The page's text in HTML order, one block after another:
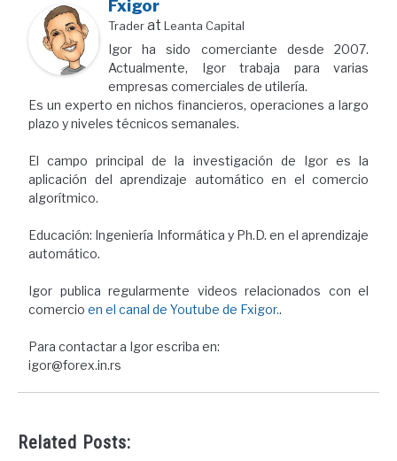
Fxigor
Traderat Leanta Capital
Igor ha sido comerciante desde 2007.
Actualmente, Igor trabaja para varias
empresas comerciales de utilería.
Es un experto en nichos financieros, operaciones a largo
plazo y niveles técnicos semanales.
El campo principal de la investigación de Igor es la
aplicación del aprendizaje automático en el comercio
algorítmico.
Educación: Ingeniería Informática y Ph.D. en el aprendizaje
automático.
Igor publica regularmente videos relacionados con el
comercio en el canal de Youtube de Fxigor..
Para contactar a Igor escriba en:
igor@forex.in.rs
Related Posts: